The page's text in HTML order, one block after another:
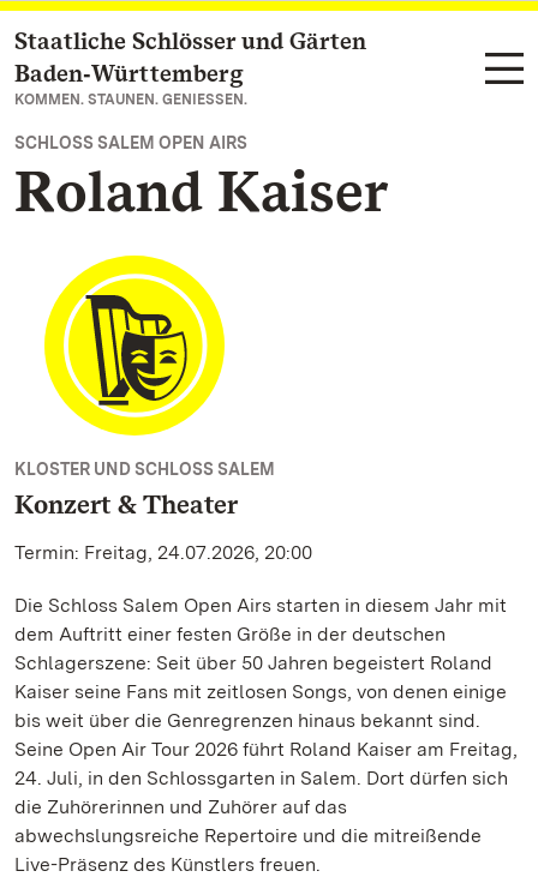
Zum Hauptinhalt springen
Staatliche Schlösser und Gärten
Baden‑Württemberg
KOMMEN. STAUNEN. GENIESSEN.
SCHLOSS SALEM OPEN AIRS
Roland Kaiser
KLOSTER UND SCHLOSS SALEM
Konzert & Theater
Termin: Freitag, 24.07.2026, 20:00
Die Schloss Salem Open Airs starten in diesem Jahr mit
dem Auftritt einer festen Größe in der deutschen
Schlagerszene: Seit über 50 Jahren begeistert Roland
Kaiser seine Fans mit zeitlosen Songs, von denen einige
bis weit über die Genregrenzen hinaus bekannt sind.
Seine Open Air Tour 2026 führt Roland Kaiser am Freitag,
24. Juli, in den Schlossgarten in Salem. Dort dürfen sich
die Zuhörerinnen und Zuhörer auf das
abwechslungsreiche Repertoire und die mitreißende
Live-Präsenz des Künstlers freuen.